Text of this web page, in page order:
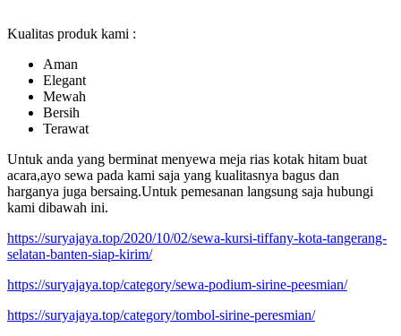
Kualitas produk kami :
Aman
Elegant
Mewah
Bersih
Terawat
Untuk anda yang berminat menyewa meja rias kotak hitam buat
acara,ayo sewa pada kami saja yang kualitasnya bagus dan
harganya juga bersaing.Untuk pemesanan langsung saja hubungi
kami dibawah ini.
https://suryajaya.top/2020/10/02/sewa-kursi-tiffany-kota-tangerang-
selatan-banten-siap-kirim/
https://suryajaya.top/category/sewa-podium-sirine-peesmian/
https://suryajaya.top/category/tombol-sirine-peresmian/